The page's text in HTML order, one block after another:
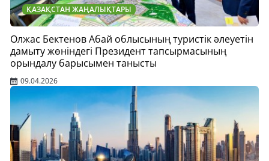
ҚАЗАҚСТАН ЖАҢАЛЫҚТАРЫ
Олжас Бектенов Абай облысының туристік әлеуетін
дамыту жөніндегі Президент тапсырмасының
орындалу барысымен танысты
09.04.2026